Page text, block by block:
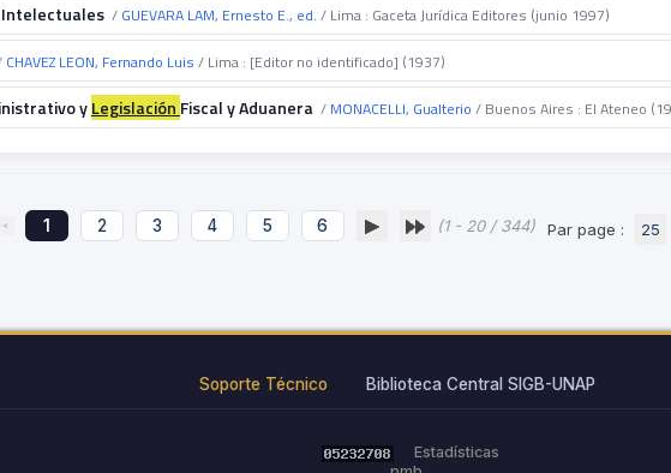
Intelectuales / GUEVARA LAM, Ernesto E., ed. / Lima : Gaceta Jurídica Editores (junio 1997)
CHAVEZ LEON, Fernando Luis / Lima : [Editor no identificado] (1937)
yLegislación Fiscal y Aduanera / MONACELLI, Gualterio / Buenos Aires : El Ateneo
1 2 3 4 5 6 (1 - 20 / 344) Par page : 25
Soporte Técnico Biblioteca Central SIGB-UNAP
Estadísticas